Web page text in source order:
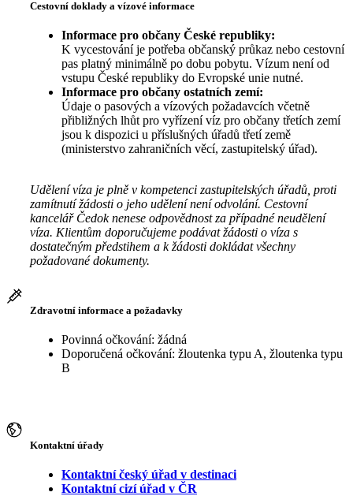
Cestovní doklady a vízové informace
Informace pro občany České republiky:
K vycestování je potřeba občanský průkaz nebo cestovní
pas platný minimálně po dobu pobytu. Vízum není od
vstupu České republiky do Evropské unie nutné.
Informace pro občany ostatních zemí:
Údaje o pasových a vízových požadavcích včetně
přibližných lhůt pro vyřízení víz pro občany třetích zemí
jsou k dispozici u příslušných úřadů třetí země
(ministerstvo zahraničních věcí, zastupitelský úřad).
Udělení víza je plně v kompetenci zastupitelských úřadů, proti
zamítnutí žádosti o jeho udělení není odvolání. Cestovní
kancelář Čedok nenese odpovědnost za případné neudělení
víza. Klientům doporučujeme podávat žádosti o víza s
dostatečným předstihem a k žádosti dokládat všechny
požadované dokumenty.
Zdravotní informace a požadavky
Povinná očkování: žádná
Doporučená očkování: žloutenka typu A, žloutenka typu
B
Kontaktní úřady
Kontaktní český úřad v destinaci
Kontaktní cizí úřad v ČR